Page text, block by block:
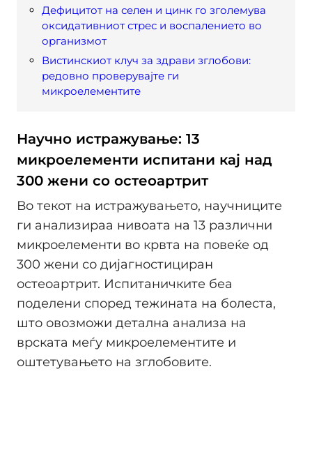
Дефицитот на селен и цинк го зголемува
оксидативниот стрес и воспалението во
организмот
Вистинскиот клуч за здрави зглобови:
редовно проверувајте ги
микроелементите
Научно истражување: 13
микроелементи испитани кај над
300 жени со остеоартрит
Во текот на истражувањето, научниците
ги анализираа нивоата на 13 различни
микроелементи во крвта на повеќе од
300 жени со дијагностициран
остеоартрит. Испитаничките беа
поделени според тежината на болеста,
што овозможи детална анализа на
врската меѓу микроелементите и
оштетувањето на зглобовите.